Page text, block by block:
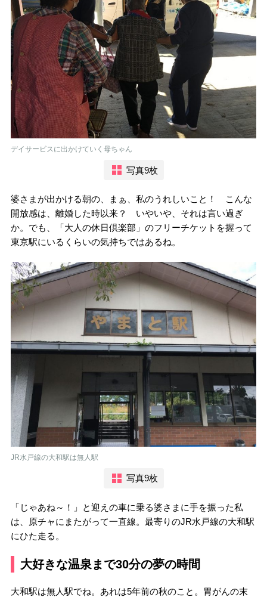
デイサービスに出かけていく母ちゃん
写真9枚
婆さまが出かける朝の、まぁ、私のうれしいこと！ こんな
開放感は、離婚した時以来？ いやいや、それは言い過ぎ
か。でも、「大人の休日倶楽部」のフリーチケットを握って
東京駅にいるくらいの気持ちではあるね。
JR水戸線の大和駅は無人駅
写真9枚
「じゃあね～！」と迎えの車に乗る婆さまに手を振った私
は、原チャにまたがって一直線。最寄りのJR水戸線の大和駅
にひた走る。
大好きな温泉まで30分の夢の時間
大和駅は無人駅でね。あれは5年前の秋のこと。胃がんの末